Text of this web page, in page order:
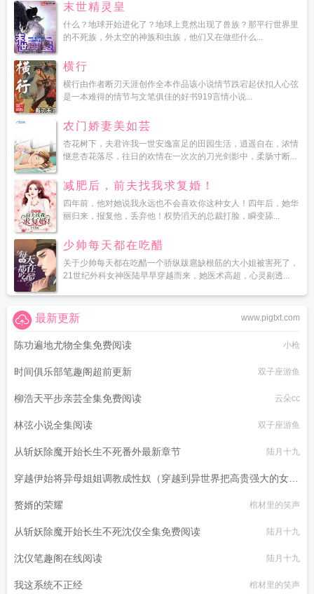
末世精灵皇
什么？地球开始进化了？地球上竟然出现了兽族？那平行世界里
的不死族，外太空的神族和虫族，他们又在做些什么...
横行
横行由作者断刃天涯创作全本作品该小说情节跌宕起伏扣人心弦
是一本难得的情节与文笔俱佳的好书919言情小说...
农门娇妻美如芸
杏花树下，夫君许我一世安逸富足的田园生活，逍遥自在，浓情
惬意杏花落尽，往日的欢情在一次次的刀光剑影中，柔肠寸断...
减肥后，前夫找我求复婚！
四年前，他对她说我永远也不会喜欢你这种女人！四年后，她华
丽归来，报复他，丢弃他！权势滔天的总裁打脸，瞬变舔...
少帅每天都在吃醋
关于少帅每天都在吃醋一个骄纵跋扈缺根筋的大小姐被害死了，
21世纪外科女神医陆早早穿越而来，她医术高超，心灵剔透...
www.pigtxt.com
最新更新
陈功遍地尤物全集免费阅读 小枪
时间俱乐部笔趣阁超前更新 双子座游鱼
柳浩天平步亲芸全集免费阅读 云朵cc
林弦小说全集阅读 双子座游鱼
从斩妖除魔开始长生不死番外最新章节 陆月十九
穿越伊始将异母姐姐调教成性奴（穿越到异世界把高贵强大的女性
征服至胯下） dark
赘婿的荣耀 棺材里的笑声
从斩妖除魔开始长生不死沈仪全集免费阅读 陆月十九
沈仪笔趣阁在线阅读 陆月十九
我这系统不正经 棺材里的笑声